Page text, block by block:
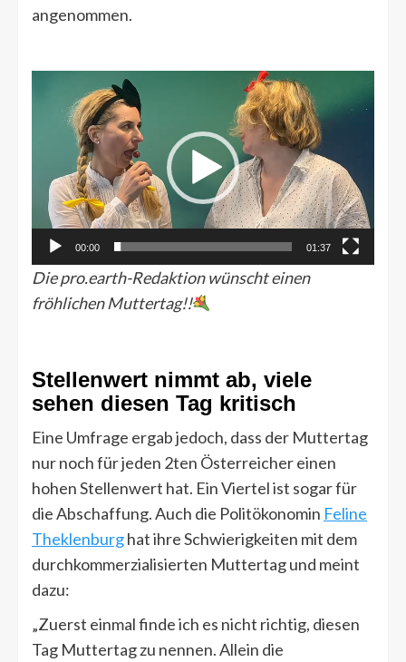
angenommen.
Player
00:00 01:37
Die pro.earth-Redaktion wünscht einen
fröhlichen Muttertag!!
Stellenwert nimmt ab, viele
sehen diesen Tag kritisch
Eine Umfrage ergab jedoch, dass der Muttertag
nur noch für jeden 2ten Österreicher einen
hohen Stellenwert hat. Ein Viertel ist sogar für
die Abschaffung. Auch die Politökonomin Feline
Theklenburghat ihre Schwierigkeiten mit dem
durchkommerzialisierten Muttertag und meint
dazu:
„Zuerst einmal finde ich es nicht richtig, diesen
Tag Muttertag zu nennen. Allein die